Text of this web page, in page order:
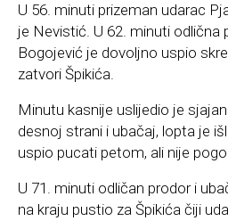
U 56. minuti prizeman udarac
je Nevistić. U 62. minuti odlična
Bogojević je dovoljno uspio
zatvori Špikića.
Minutu kasnije uslijedio je
desnoj strani i ubačaj, lopta je
uspio pucati petom, ali nije
U 71. minuti odličan prodor i
na kraju pustio za Špikića čiji